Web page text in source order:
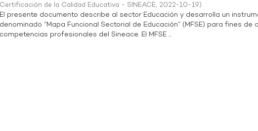
Certificación de la Calidad Educativa - SINEACE, 2022-10-19)
El presente documento describe al sector Educación y desarrolla un
denominado “Mapa Funcional Sectorial de Educación” (MFSE) para fines de
competencias profesionales del Sineace. El MFSE ...